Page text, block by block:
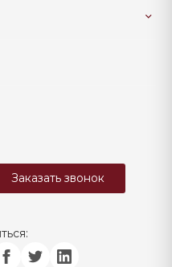
Заказать звонок